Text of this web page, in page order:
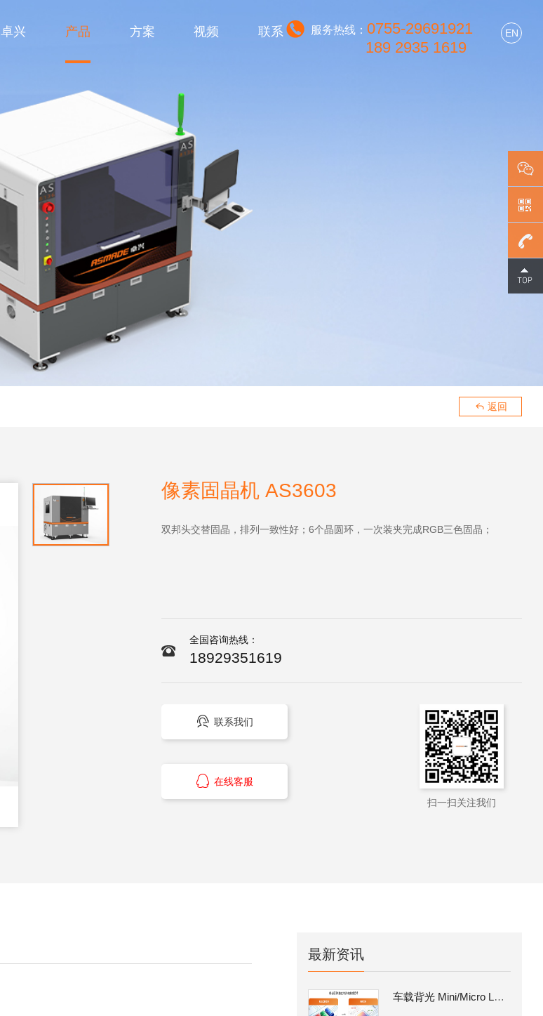
卓兴 产品 方案 视频 联系 服务热线： 0755-29691921
189 2935 1619
EN
 返回
像素固晶机 AS3603
双邦头交替固晶，排列一致性好；6个晶圆环，一次装夹完成RGB三色固晶；
全国咨询热线：
18929351619
 联系我们
 在线客服
扫一扫关注我们
最新资讯
车载背光 Mini/Micro LED量产攻坚：MIP 路线的工艺瓶颈与倒装固晶解决方案
0755-